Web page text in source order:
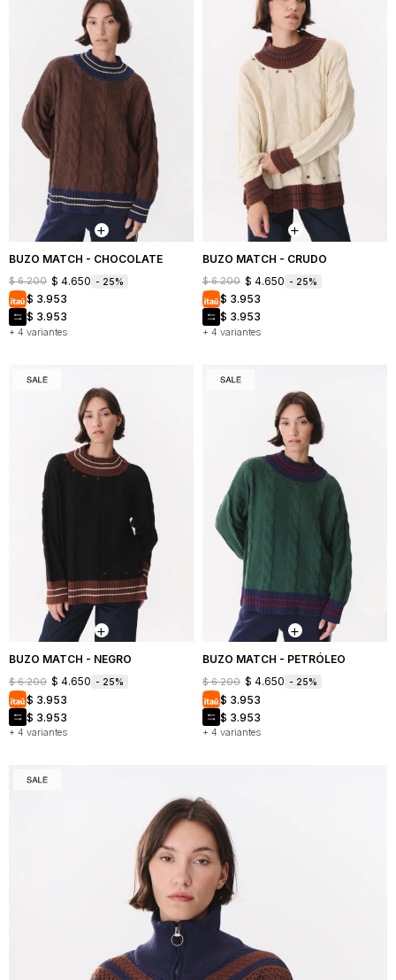
BUZO MATCH - CHOCOLATE
+ 4 variantes
$ 6.200 $ 4.650 25
$ 3.953
$ 3.953
BUZO MATCH - CRUDO
+ 4 variantes
$ 6.200 $ 4.650 25
$ 3.953
$ 3.953
BUZO MATCH - NEGRO
+ 4 variantes
$ 6.200 $ 4.650 25
$ 3.953
$ 3.953
BUZO MATCH - PETRÓLEO
+ 4 variantes
$ 6.200 $ 4.650 25
$ 3.953
$ 3.953